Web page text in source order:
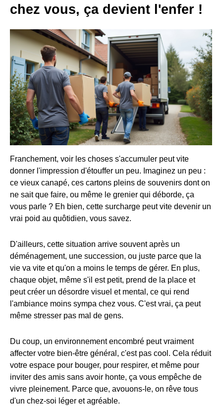
chez vous, ça devient l'enfer !
Franchement, voir les choses s'accumuler peut vite
donner l'impression d'étouffer un peu. Imaginez un peu :
ce vieux canapé, ces cartons pleins de souvenirs dont on
ne sait que faire, ou même le grenier qui déborde, ça
vous parle ? Eh bien, cette surcharge peut vite devenir un
vrai poid au quôtidien, vous savez.
D'ailleurs, cette situation arrive souvent après un
déménagement, une succession, ou juste parce que la
vie va vite et qu'on a moins le temps de gérer. En plus,
chaque objet, même s'il est petit, prend de la place et
peut créer un désordre visuel et mental, ce qui rend
l'ambiance moins sympa chez vous. C'est vrai, ça peut
même stresser pas mal de gens.
Du coup, un environnement encombré peut vraiment
affecter votre bien-être général, c'est pas cool. Cela réduit
votre espace pour bouger, pour respirer, et même pour
inviter des amis sans avoir honte, ça vous empêche de
vivre pleinement. Parce que, avouons-le, on rêve tous
d'un chez-soi léger et agréable.